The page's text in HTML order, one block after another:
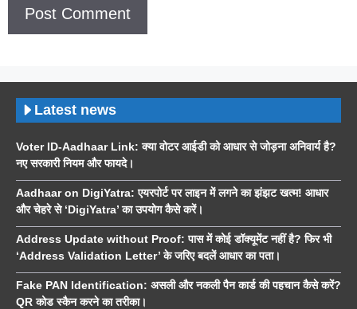
Latest news
Voter ID-Aadhaar Link: क्या वोटर आईडी को आधार से जोड़ना अनिवार्य है?
नए सरकारी नियम और फायदे।
Aadhaar on DigiYatra: एयरपोर्ट पर लाइन में लगने का झंझट खत्म! आधार
और चेहरे से ‘DigiYatra’ का उपयोग कैसे करें।
Address Update without Proof: पास में कोई डॉक्यूमेंट नहीं है? फिर भी
‘Address Validation Letter’ के जरिए बदलें आधार का पता।
Fake PAN Identification: असली और नकली पैन कार्ड की पहचान कैसे करें?
QR कोड स्कैन करने का तरीका।